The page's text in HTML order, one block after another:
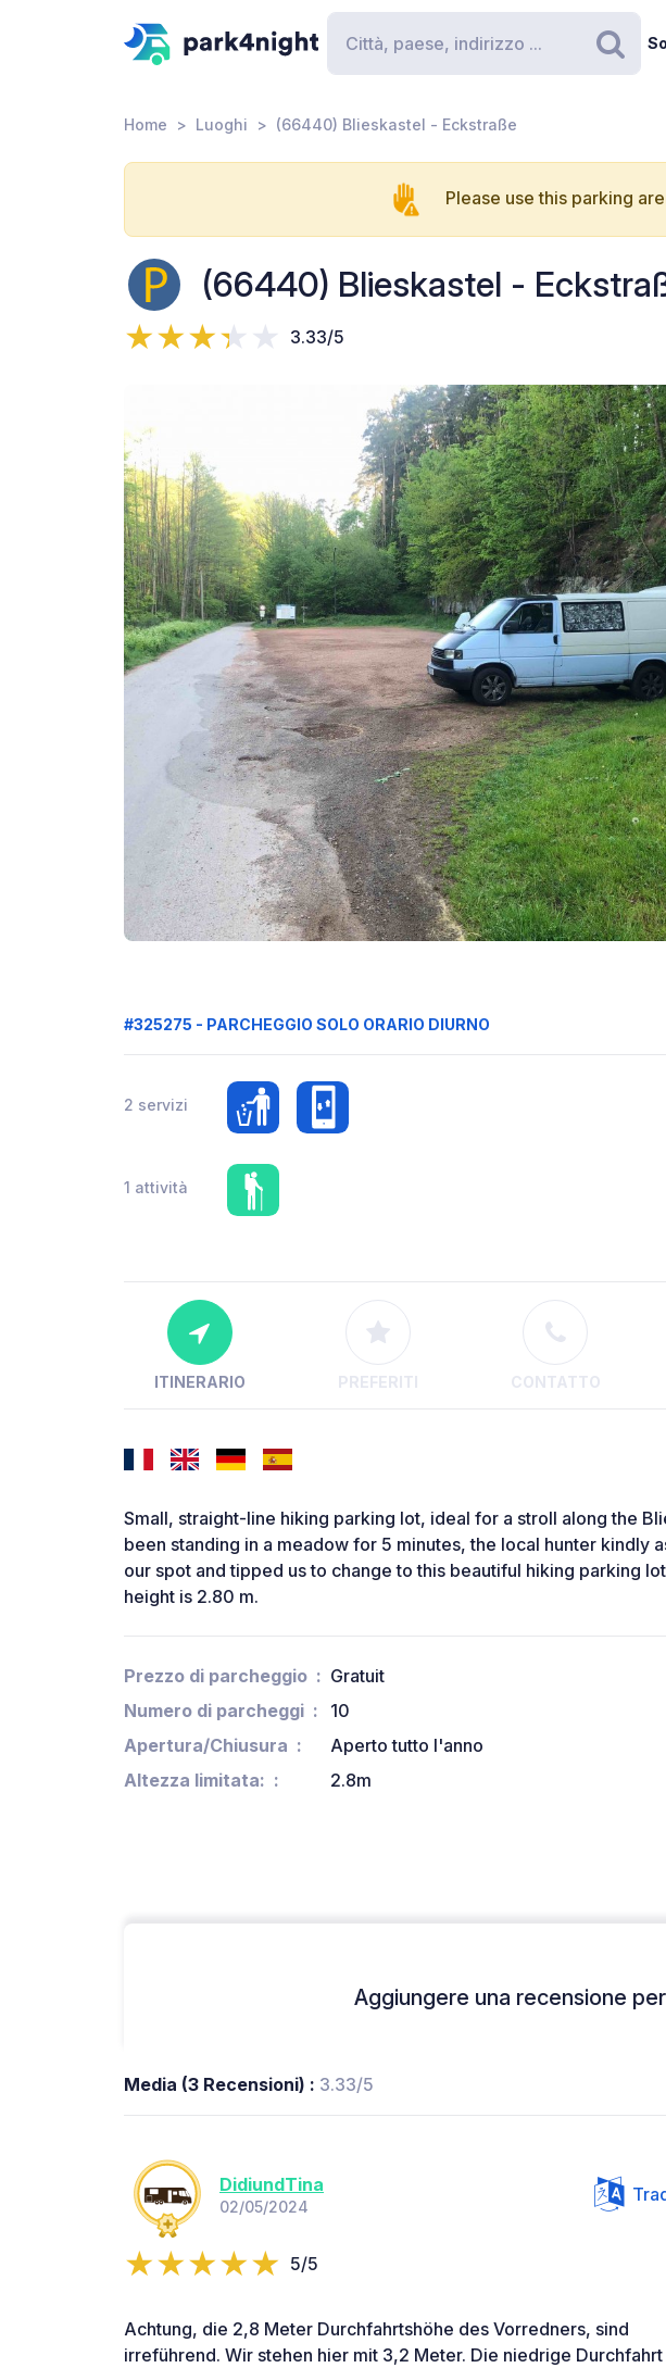
Home Luoghi (66440) Blieskastel - Eckstraße
Please use this parking
(66440) Blieskastel -
3.33/5
#325275 - PARCHEGGIO SOLO ORARIO DIURNO
2 servizi
1 attività
ITINERARIO PREFERITI CONTATTO
Small, straight-line hiking parking lot, ideal for a stroll along the
been standing in a meadow for 5 minutes, the local hunter kindly
our spot and tipped us to change to this beautiful hiking parking
height is 2.80 m.
Prezzo di parcheggio
Gratuit
Numero di parcheggi
10
Apertura/Chiusura
Aperto tutto l'anno
Altezza limitata:
2.8m
Aggiungere una recensione
Media (3 Recensioni) : 3.33/5
DidiundTina
02/05/2024
5/5
Achtung, die 2,8 Meter Durchfahrtshöhe des Vorredners, sind
irreführend. Wir stehen hier mit 3,2 Meter. Die niedrige Durchfahrt